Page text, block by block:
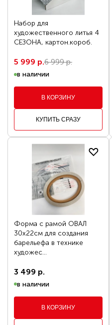
Набор для
художественного литья 4
СЕЗОНА, картон.короб.
5 999 р.6 999 р.
в наличии
В КОРЗИНУ
КУПИТЬ СРАЗУ
Форма с рамой ОВАЛ
30х22см для создания
барельефа в технике
художес...
3 499 р.
в наличии
В КОРЗИНУ